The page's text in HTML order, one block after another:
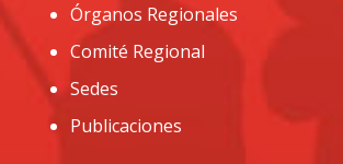
Órganos Regionales
Comité Regional
Sedes
Publicaciones